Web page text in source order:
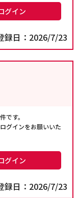
グイン
録日：2026/7/23
です。
グインをお願いいた
グイン
録日：2026/7/23